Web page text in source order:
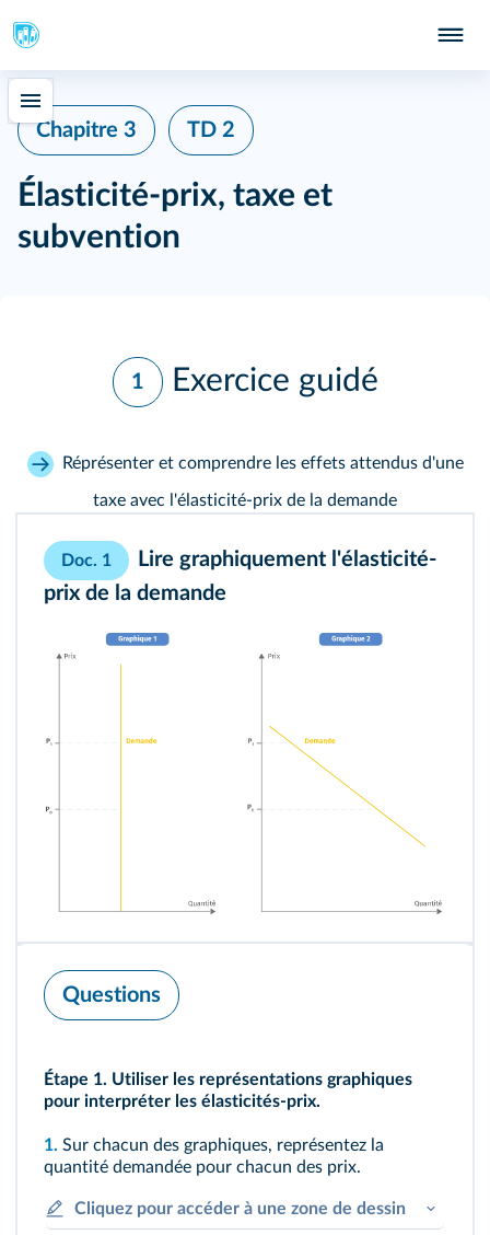
Chapitre 3 TD 2
Élasticité-prix, taxe et
subvention
1 Exercice guidé
Réprésenter et comprendre les effets attendus d'une
taxe avec l'élasticité-prix de la demande
Doc. 1
Lire graphiquement l'élasticité-
prix de la demande
Questions
Étape 1. Utiliser les représentations graphiques
pour interpréter les élasticités-prix.
1. Sur chacun des graphiques, représentez la
quantité demandée pour chacun des prix.
Cliquez pour accéder à une zone de dessin